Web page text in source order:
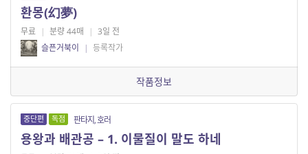
환몽(幻夢)
무료 | 분량 44매 | 3일 전
슬픈거북이
| 등록작가
작품정보
중단편 독점 판타지, 호러
용왕과 배관공 – 1. 이물질이 말도 하네